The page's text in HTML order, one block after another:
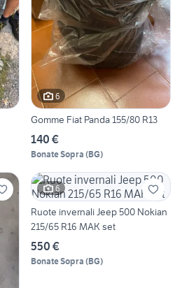
6
Gomme Fiat Panda 155/80 R13
140 €
Bonate Sopra (BG)
6
Ruote invernali Jeep 500 Nokian
215/65 R16 MAK set
550 €
Bonate Sopra (BG)